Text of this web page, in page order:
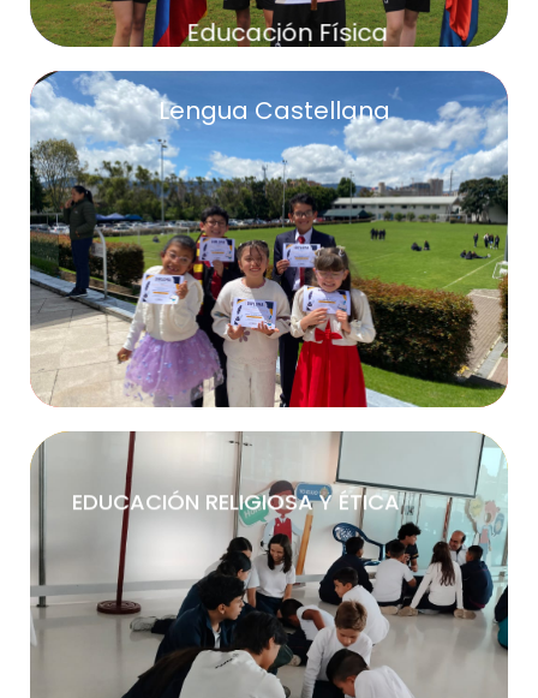
Educación Física
Lengua Castellana
Lengua Castellana
Mas Información
EDUCACIÓN RELIGIOSA Y ÉTICA
Educación Religiosa y
Ética
Más Información